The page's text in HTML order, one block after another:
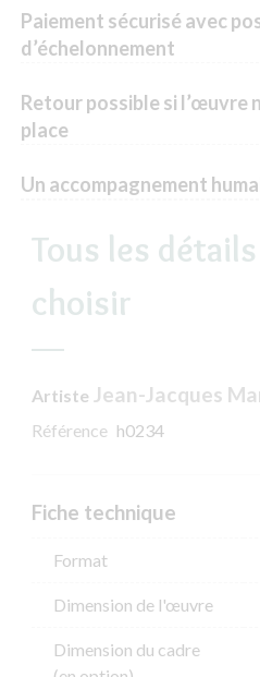
Paiement sécurisé avec
d’échelonnement
Retour possible si l’œuvre
place
Un accompagnement
Tous les
choisir
Artiste Jean-Jacques
Référence h0234
Fiche technique
Format
Dimension de l'​œuvre
Dimension du cadre